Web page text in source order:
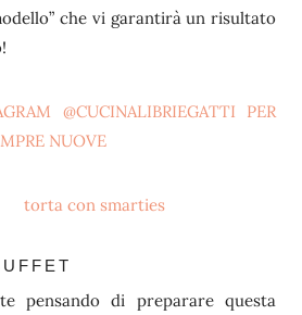
che vi garantirà un risultato
@CUCINALIBRIEGATTI PER
NUOVE
pensando di preparare questa